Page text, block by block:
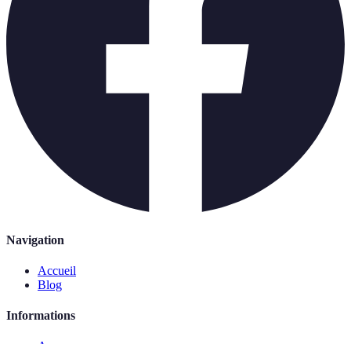
Navigation
Accueil
Blog
Informations